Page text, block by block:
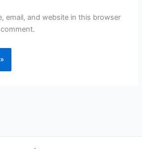
email, and website in this browser